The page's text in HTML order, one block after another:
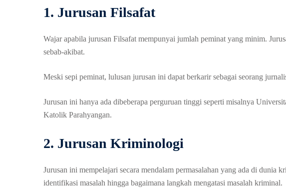
1. Jurusan Filsafat
Wajar apabila jurusan Filsafat mempunyai jumlah peminat yang minim.
sebab-akibat.
Meski sepi peminat, lulusan jurusan ini dapat berkarir sebagai seorang
Jurusan ini hanya ada dibeberapa perguruan tinggi seperti misalnya
Katolik Parahyangan.
2. Jurusan Kriminologi
Jurusan ini mempelajari secara mendalam permasalahan yang ada di dunia
identifikasi masalah hingga bagaimana langkah mengatasi masalah kriminal.